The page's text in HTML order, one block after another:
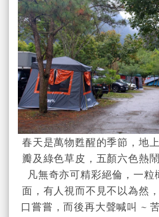
春天是萬物甦醒的季節，地
瓣及綠色草皮，五顏六色熱
凡無奇亦可精彩絕倫，一
面，有人視而不見不以為然
口嘗嘗，而後再大聲喊叫 ~